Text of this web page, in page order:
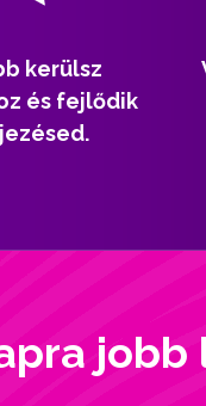
kerülsz
és fejlődik
jobb